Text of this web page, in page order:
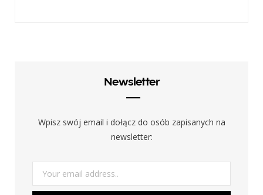
Newsletter
Wpisz swój email i dołącz do osób zapisanych na
newsletter: